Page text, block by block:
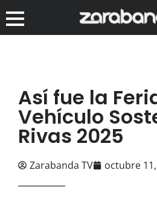
Así fue la
Vehículo
Rivas 2025
Zarabanda TV octubre